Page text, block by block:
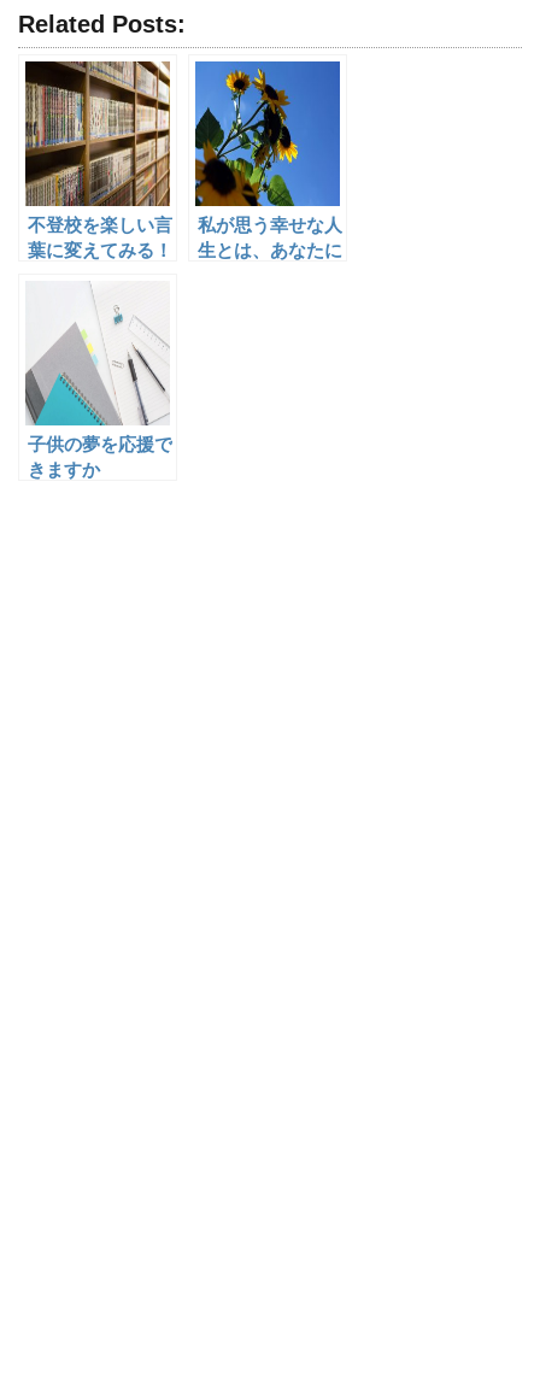
Related Posts:
不登校を楽しい言
葉に変えてみる！
私が思う幸せな人
生とは、あなたに
子供の夢を応援で
きますか